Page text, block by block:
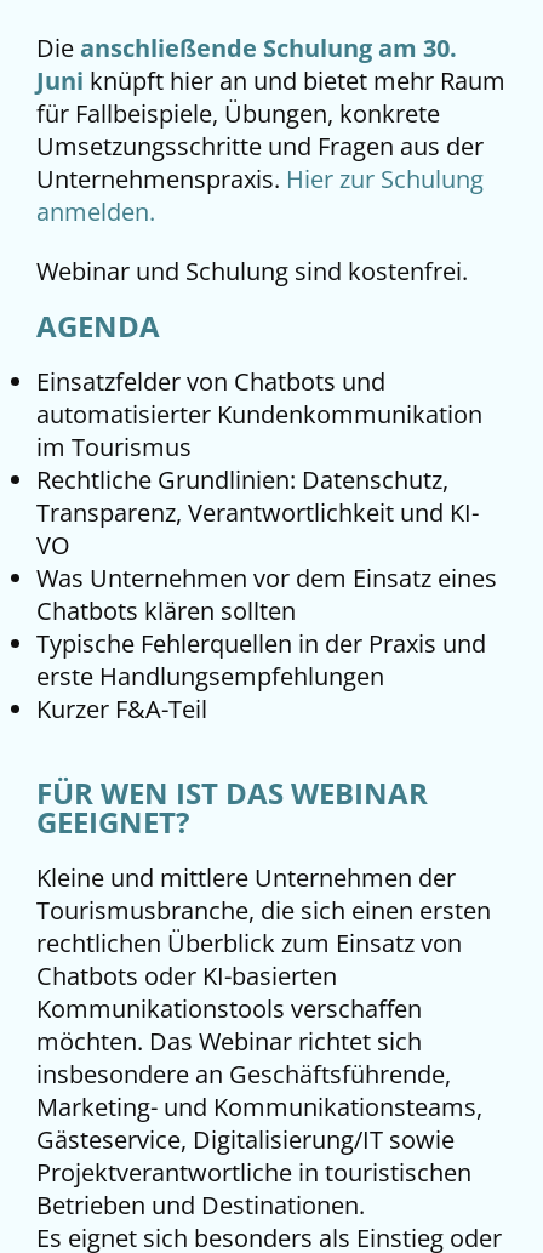
Dieanschließende Schulung am 30.
Juni knüpft hier an und bietet mehr Raum
für Fallbeispiele, Übungen, konkrete
Umsetzungsschritte und Fragen aus der
Unternehmenspraxis. Hier zur Schulung
anmelden.
Webinar und Schulung sind kostenfrei.
AGENDA
Einsatzfelder von Chatbots und
automatisierter Kundenkommunikation
im Tourismus
Rechtliche Grundlinien: Datenschutz,
Transparenz, Verantwortlichkeit und KI-
VO
Was Unternehmen vor dem Einsatz eines
Chatbots klären sollten
Typische Fehlerquellen in der Praxis und
erste Handlungsempfehlungen
Kurzer F&A-Teil
FÜR WEN IST DAS WEBINAR
GEEIGNET?
Kleine und mittlere Unternehmen der
Tourismusbranche, die sich einen ersten
rechtlichen Überblick zum Einsatz von
Chatbots oder KI-basierten
Kommunikationstools verschaffen
möchten. Das Webinar richtet sich
insbesondere an Geschäftsführende,
Marketing- und Kommunikationsteams,
Gästeservice, Digitalisierung/IT sowie
Projektverantwortliche in touristischen
Betrieben und Destinationen.
Es eignet sich besonders als Einstieg oder